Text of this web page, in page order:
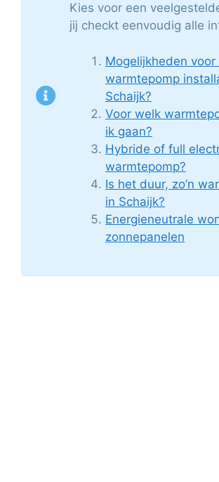
Kies voor een
jij checkt eenvoudig alle
Mogelijkheden voor
warmtepomp
Schaijk?
Voor welk
ik gaan?
Hybride of full
warmtepomp?
Is het duur, zo’n
in Schaijk?
Energieneutrale
zonnepanelen